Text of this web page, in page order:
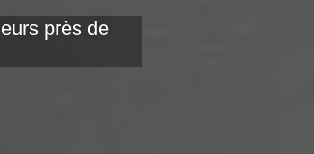
près de